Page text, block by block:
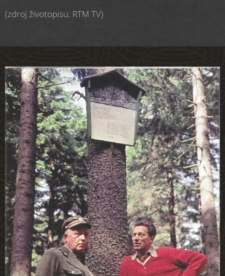
(zdroj životopisu: RTM TV)